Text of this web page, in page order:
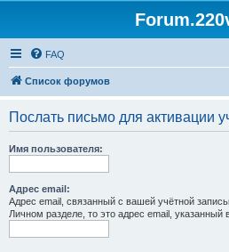
FAQ
Список форумов
Послать письмо для активации
Имя пользователя:
Адрес email:
Адрес email, связанный с вашей учётной
Личном разделе, то это адрес email, указанный